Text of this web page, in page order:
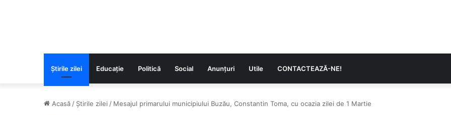
Știrile zilei Educaţie Politică Social Anunțuri Utile CONTACTEAZĂ-NE!
Acasă / Știrile zilei / Mesajul primarului municipiului Buzău, Constantin Toma, cu ocazia zilei de 1 Martie